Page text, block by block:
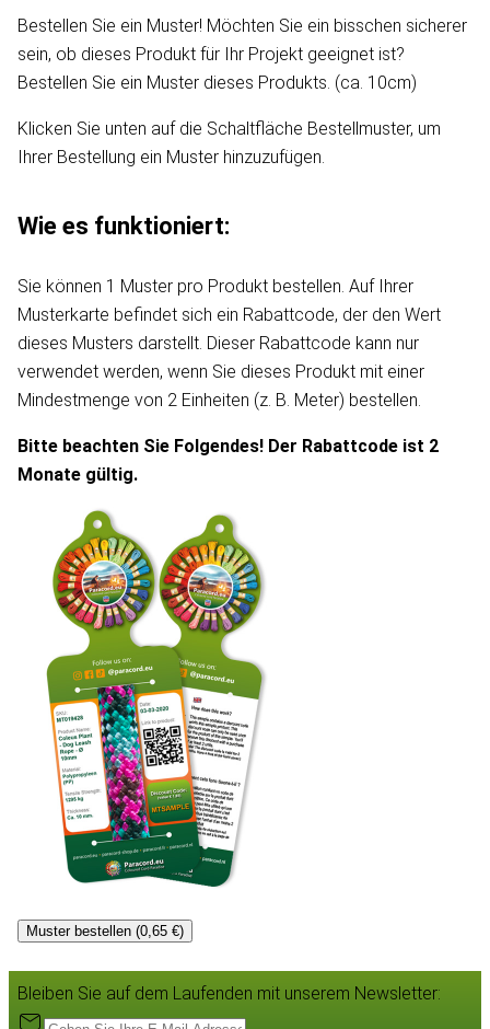
Bestellen Sie ein Muster! Möchten Sie ein bisschen sicherer
sein, ob dieses Produkt für Ihr Projekt geeignet ist?
Bestellen Sie ein Muster dieses Produkts. (ca. 10cm)
Klicken Sie unten auf die Schaltfläche Bestellmuster, um
Ihrer Bestellung ein Muster hinzuzufügen.
Wie es funktioniert:
Sie können 1 Muster pro Produkt bestellen. Auf Ihrer
Musterkarte befindet sich ein Rabattcode, der den Wert
dieses Musters darstellt. Dieser Rabattcode kann nur
verwendet werden, wenn Sie dieses Produkt mit einer
Mindestmenge von 2 Einheiten (z. B. Meter) bestellen.
Bitte beachten Sie Folgendes! Der Rabattcode ist 2
Monate gültig.
Muster bestellen (0,65 €)
Bleiben Sie auf dem Laufenden mit unserem Newsletter: